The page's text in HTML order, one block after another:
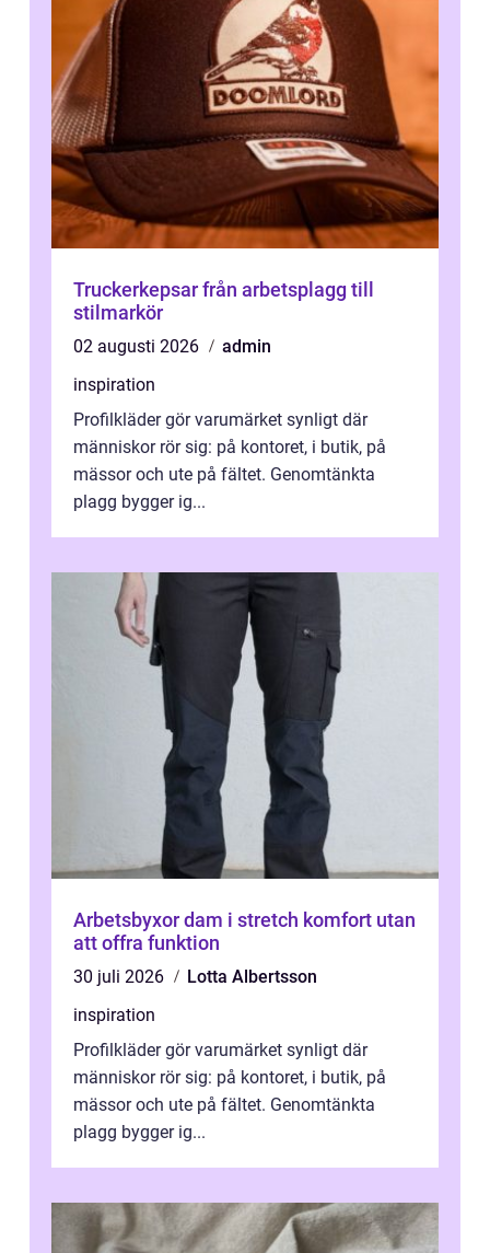
Truckerkepsar från arbetsplagg till
stilmarkör
02 augusti 2026
admin
inspiration
Profilkläder gör varumärket synligt där
människor rör sig: på kontoret, i butik, på
mässor och ute på fältet. Genomtänkta
plagg bygger ig...
Arbetsbyxor dam i stretch komfort utan
att offra funktion
30 juli 2026
Lotta Albertsson
inspiration
Profilkläder gör varumärket synligt där
människor rör sig: på kontoret, i butik, på
mässor och ute på fältet. Genomtänkta
plagg bygger ig...